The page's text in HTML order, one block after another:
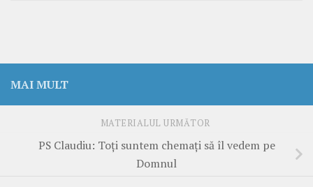
MAI MULT
MATERIALUL URMĂTOR
PS Claudiu: Toți suntem chemați să îl vedem pe
Domnul